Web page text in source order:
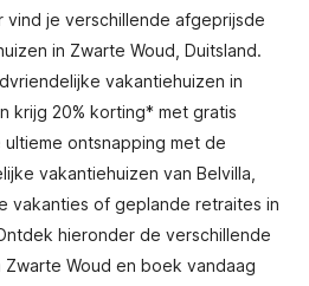
vind je verschillende afgeprijsde
in Zwarte Woud, Duitsland.
vakantiehuizen in
krijg 20% korting* met gratis
ontsnapping met de
vakantiehuizen van Belvilla,
vakanties of geplande retraites in
hieronder de verschillende
Woud en boek vandaag